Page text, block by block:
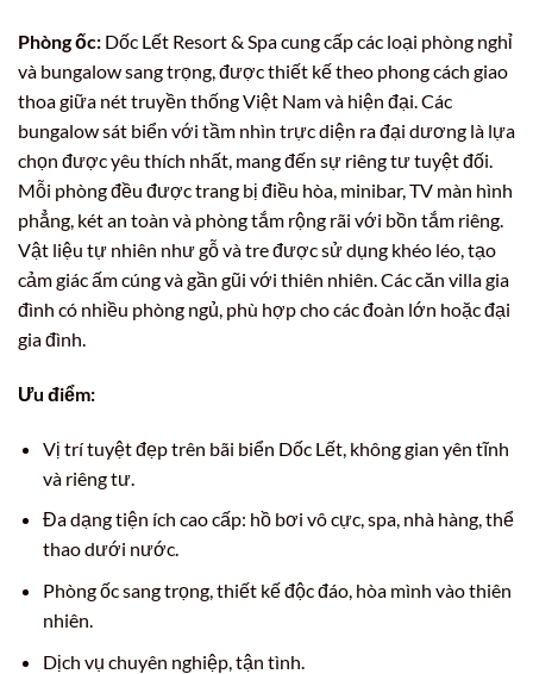
Phòng ốc: Dốc Lết Resort & Spa cung cấp các loại phòng nghỉ
và bungalow sang trọng, được thiết kế theo phong cách giao
thoa giữa nét truyền thống Việt Nam và hiện đại. Các
bungalow sát biển với tầm nhìn trực diện ra đại dương là lựa
chọn được yêu thích nhất, mang đến sự riêng tư tuyệt đối.
Mỗi phòng đều được trang bị điều hòa, minibar, TV màn hình
phẳng, két an toàn và phòng tắm rộng rãi với bồn tắm riêng.
Vật liệu tự nhiên như gỗ và tre được sử dụng khéo léo, tạo
cảm giác ấm cúng và gần gũi với thiên nhiên. Các căn villa gia
đình có nhiều phòng ngủ, phù hợp cho các đoàn lớn hoặc đại
gia đình.
Ưu điểm:
Vị trí tuyệt đẹp trên bãi biển Dốc Lết, không gian yên tĩnh
và riêng tư.
Đa dạng tiện ích cao cấp: hồ bơi vô cực, spa, nhà hàng, thể
thao dưới nước.
Phòng ốc sang trọng, thiết kế độc đáo, hòa mình vào thiên
nhiên.
Dịch vụ chuyên nghiệp, tận tình.